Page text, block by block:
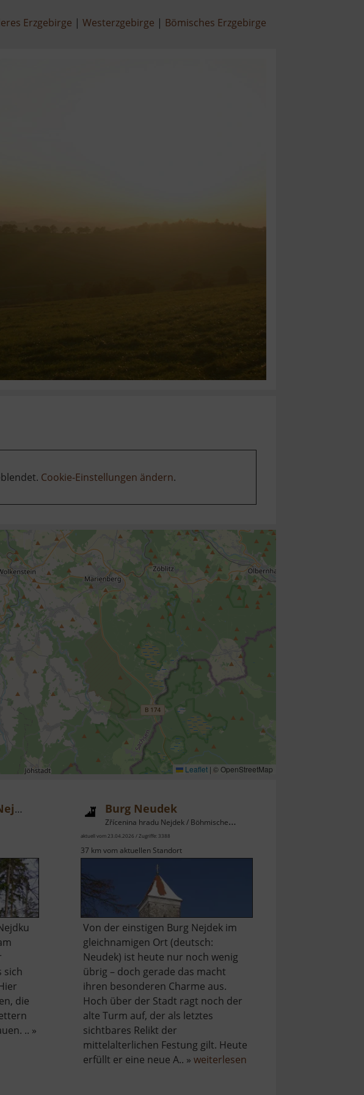
Erzgebirge Westerzgebirge Bömisches Erzgebirge
Cookie-Einstellungen ändern.
Leaflet | © OpenStreetMap
Felsen bei Lužec u Nejdku
sich
die
.. »
Burg Neudek
Zřícenina hradu Nejdek / Böhmisches Erzgebirge
aktuell vom 23.04.2026 / Zugriffe: 3388
37 km vom aktuellen Standort
Von der einstigen Burg Nejdek im
gleichnamigen Ort (deutsch:
Neudek) ist heute nur noch wenig
übrig – doch gerade das macht
ihren besonderen Charme aus.
Hoch über der Stadt ragt noch der
alte Turm auf, der als letztes
sichtbares Relikt der
mittelalterlichen Festung gilt. Heute
erfüllt er eine neue A.. » weiterlesenüber